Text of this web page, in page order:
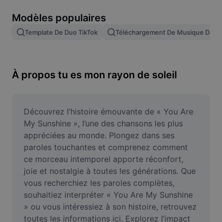
Fusion d'images
Redimensionner une image
Générateur de mèmes
AI Text Remover
AI People Remover
AI Inpainting
Face Cutout
Modèles populaires
Template De Duo TikTok Téléchargement De Musique De
À propos tu es mon rayon de soleil
Découvrez l’histoire émouvante de « You Are
My Sunshine », l’une des chansons les plus
appréciées au monde. Plongez dans ses
paroles touchantes et comprenez comment
ce morceau intemporel apporte réconfort,
joie et nostalgie à toutes les générations. Que
vous recherchiez les paroles complètes,
souhaitiez interpréter « You Are My Sunshine
» ou vous intéressiez à son histoire, retrouvez
toutes les informations ici. Explorez l’impact